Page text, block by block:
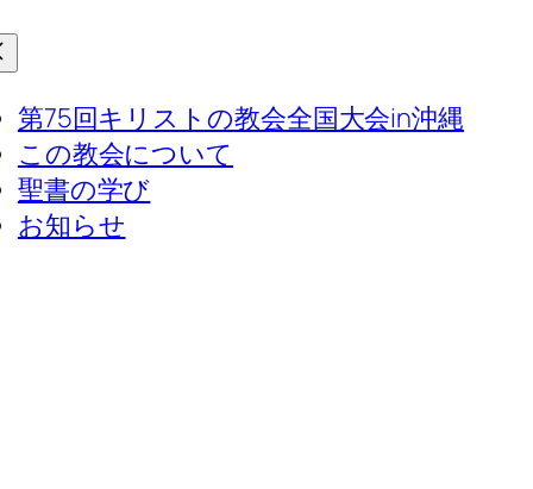
第75回キリストの教会全国大会in沖縄
この教会について
聖書の学び
お知らせ